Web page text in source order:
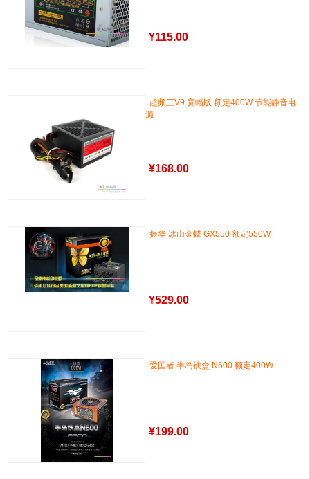
¥115.00
超频三V9 宽幅版 额定400W 节能静音电
源
¥168.00
振华 冰山金蝶 GX550 额定550W
¥529.00
爱国者 半岛铁盒 N600 额定400W
¥199.00